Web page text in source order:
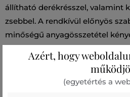
állítható derékrésszel, valamint
zsebbel. A rendkívül előnyös
minőségű anyagösszetétel
Praktikus alapja a sportos
beleszeret majd.
Azért, hogy
(egyetértés a